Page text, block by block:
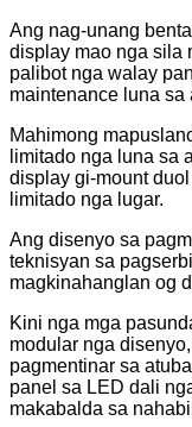
Ang nag-unang
display mao nga sila
palibot nga walay
maintenance luna sa
Mahimong
limitado nga luna sa
display gi-mount
limitado nga lugar.
Ang disenyo sa
teknisyan sa
magkinahanglan og
Kini nga mga
modular nga
pagmentinar sa
panel sa LED dali
makabalda sa